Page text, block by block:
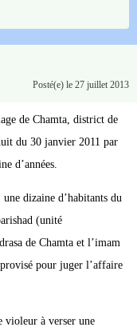
Posté(e) le 27 juillet 2013
de Chamta, district de
du 30 janvier 2011 par
d’années.
dizaine d’habitants du
(unité
de Chamta et l’imam
pour juger l’affaire
violeur à verser une